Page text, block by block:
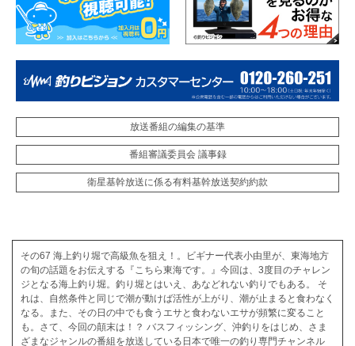
放送番組の編集の基準
番組審議委員会 議事録
衛星基幹放送に係る有料基幹放送契約約款
その67 海上釣り堀で高級魚を狙え！。ビギナー代表小由里が、東海地方
の旬の話題をお伝えする『こちら東海です。』今回は、3度目のチャレン
ジとなる海上釣り堀。釣り堀とはいえ、あなどれない釣りでもある。 そ
れは、自然条件と同じで潮が動けば活性が上がり、潮が止まると食わなく
なる。また、その日の中でも食うエサと食わないエサが頻繁に変ること
も。さて、今回の顛末は！？ バスフィッシング、沖釣りをはじめ、さま
ざまなジャンルの番組を放送している日本で唯一の釣り専門チャンネル